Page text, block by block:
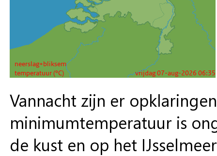
Vannacht zijn er
minimumtemperatuur is
de kust en op het